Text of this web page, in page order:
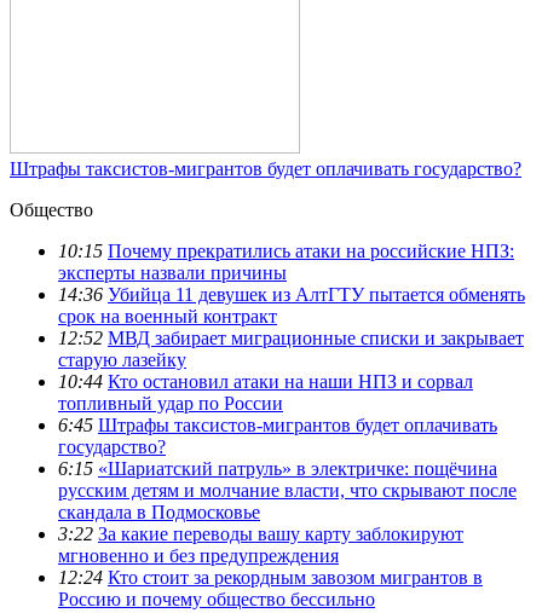
Штрафы таксистов-мигрантов будет оплачивать государство?
Общество
10:15 Почему прекратились атаки на российские НПЗ:
эксперты назвали причины
14:36 Убийца 11 девушек из АлтГТУ пытается обменять
срок на военный контракт
12:52 МВД забирает миграционные списки и закрывает
старую лазейку
10:44 Кто остановил атаки на наши НПЗ и сорвал
топливный удар по России
6:45 Штрафы таксистов-мигрантов будет оплачивать
государство?
6:15 «Шариатский патруль» в электричке: пощёчина
русским детям и молчание власти, что скрывают после
скандала в Подмосковье
3:22 За какие переводы вашу карту заблокируют
мгновенно и без предупреждения
12:24 Кто стоит за рекордным завозом мигрантов в
Россию и почему общество бессильно